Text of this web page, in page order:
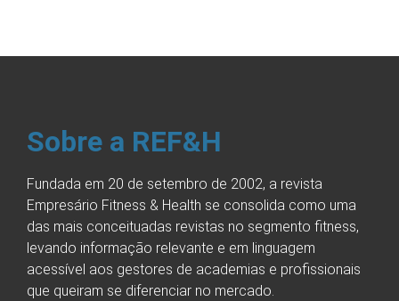
Sobre a REF&H
Fundada em 20 de setembro de 2002, a revista
Empresário Fitness & Health se consolida como uma
das mais conceituadas revistas no segmento fitness,
levando informação relevante e em linguagem
acessível aos gestores de academias e profissionais
que queiram se diferenciar no mercado.